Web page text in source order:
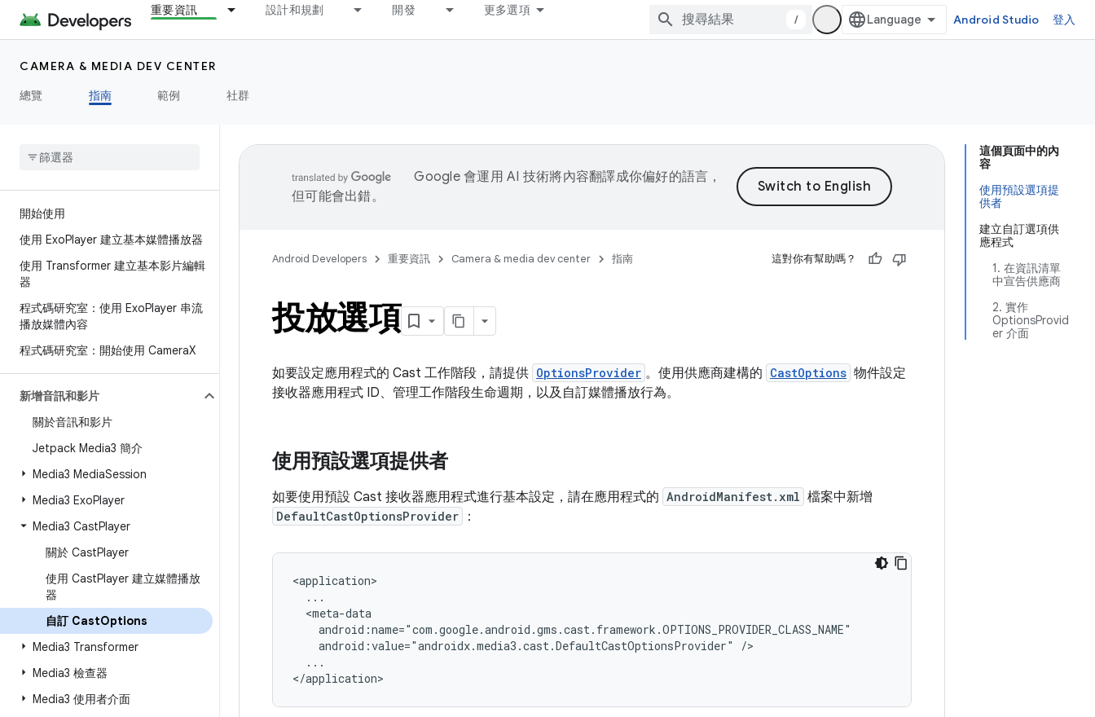
重要資訊 設計和規劃 開發 更多選項
/ Android Studio 登入
CAMERA & MEDIA DEV CENTER
總覽
指南 範例 社群
開始使用
使用 ExoPlayer 建立基本媒體播放器
使用 Transformer 建立基本影片編輯
器
程式碼研究室：使用 ExoPlayer 串流
播放媒體內容
程式碼研究室：開始使用 CameraX
新增音訊和影片
關於音訊和影片
Jetpack Media3 簡介
Media3 MediaSession
Media3 ExoPlayer
Media3 CastPlayer
關於 CastPlayer
使用 CastPlayer 建立媒體播放
器
自訂 CastOptions
Media3 Transformer
Media3 檢查器
Media3 使用者介面
這個頁面中的內
容
使用預設選項提
供者
建立自訂選項供
應程式
1. 在資訊清單
中宣告供應商
2. 實作
OptionsProvid
er 介面
Google 會運用 AI 技術將內容翻譯成你偏好的語言，
但可能會出錯。
Android Developers 重要資訊 Camera & media dev center 指南 這對你有幫助嗎？
投放選項
如要設定應用程式的 Cast 工作階段，請提供 OptionsProvider 。使用供應商建構的 CastOptions 物件設定
接收器應用程式 ID、管理工作階段生命週期，以及自訂媒體播放行為。
使用預設選項提供者
如要使用預設 Cast 接收器應用程式進行基本設定，請在應用程式的 AndroidManifest.xml 檔案中新增
DefaultCastOptionsProvider ：
android:value="androidx.media3.cast.DefaultCastOptionsProvider"
...